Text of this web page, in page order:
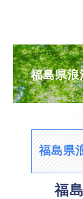
福島県浪
福島県
福